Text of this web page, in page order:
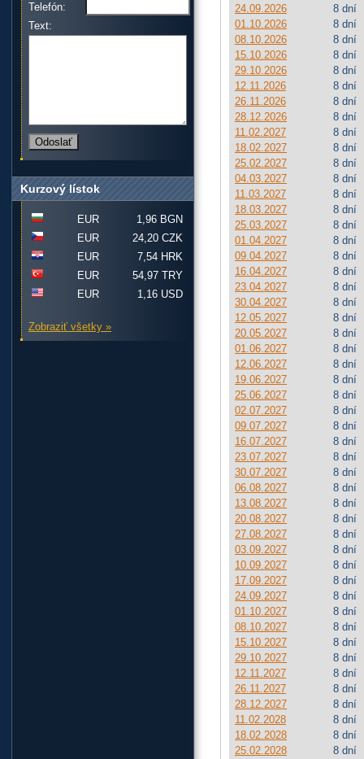
24.09.2026
8 dní
01.10.2026
8 dní
08.10.2026
8 dní
15.10.2026
8 dní
29.10.2026
8 dní
12.11.2026
8 dní
26.11.2026
8 dní
28.12.2026
8 dní
11.02.2027
8 dní
18.02.2027
8 dní
25.02.2027
8 dní
04.03.2027
8 dní
11.03.2027
8 dní
18.03.2027
8 dní
25.03.2027
8 dní
01.04.2027
8 dní
09.04.2027
8 dní
16.04.2027
8 dní
23.04.2027
8 dní
30.04.2027
8 dní
12.05.2027
8 dní
20.05.2027
8 dní
01.06.2027
8 dní
12.06.2027
8 dní
19.06.2027
8 dní
25.06.2027
8 dní
02.07.2027
8 dní
09.07.2027
8 dní
16.07.2027
8 dní
23.07.2027
8 dní
30.07.2027
8 dní
06.08.2027
8 dní
13.08.2027
8 dní
20.08.2027
8 dní
27.08.2027
8 dní
03.09.2027
8 dní
10.09.2027
8 dní
17.09.2027
8 dní
24.09.2027
8 dní
01.10.2027
8 dní
08.10.2027
8 dní
15.10.2027
8 dní
29.10.2027
8 dní
12.11.2027
8 dní
26.11.2027
8 dní
28.12.2027
8 dní
11.02.2028
8 dní
18.02.2028
8 dní
25.02.2028
8 dní
Telefón:
Text:
Kurzový lístok
EUR
1,96 BGN
EUR
24,20 CZK
EUR
7,54 HRK
EUR
54,97 TRY
EUR
1,16 USD
Zobraziť všetky »